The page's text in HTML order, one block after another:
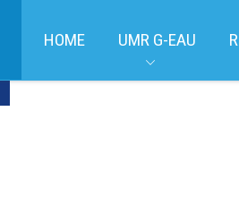
HOME UMR G-EAU